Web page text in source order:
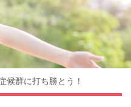
候群に打ち勝とう！